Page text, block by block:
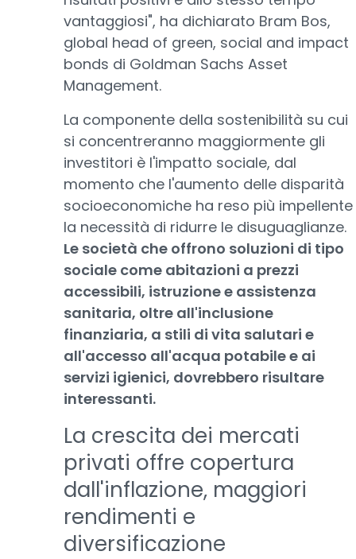
vantaggiosi", ha dichiarato Bram Bos,
global head of green, social and impact
bonds di Goldman Sachs Asset
Management.
La componente della sostenibilità su cui
si concentreranno maggiormente gli
investitori è l'impatto sociale, dal
momento che l'aumento delle disparità
socioeconomiche ha reso più impellente
la necessità di ridurre le disuguaglianze.
Le società che offrono soluzioni di tipo
sociale come abitazioni a prezzi
accessibili, istruzione e assistenza
sanitaria, oltre all'inclusione
finanziaria, a stili di vita salutari e
all'accesso all'acqua potabile e ai
servizi igienici, dovrebbero risultare
interessanti.
La crescita dei mercati
privati offre copertura
dall'inflazione, maggiori
rendimenti e
diversificazione